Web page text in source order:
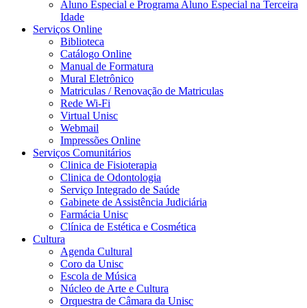
Aluno Especial e Programa Aluno Especial na Terceira
Idade
Serviços Online
Biblioteca
Catálogo Online
Manual de Formatura
Mural Eletrônico
Matriculas / Renovação de Matriculas
Rede Wi-Fi
Virtual Unisc
Webmail
Impressões Online
Serviços Comunitários
Clinica de Fisioterapia
Clinica de Odontologia
Serviço Integrado de Saúde
Gabinete de Assistência Judiciária
Farmácia Unisc
Clínica de Estética e Cosmética
Cultura
Agenda Cultural
Coro da Unisc
Escola de Música
Núcleo de Arte e Cultura
Orquestra de Câmara da Unisc